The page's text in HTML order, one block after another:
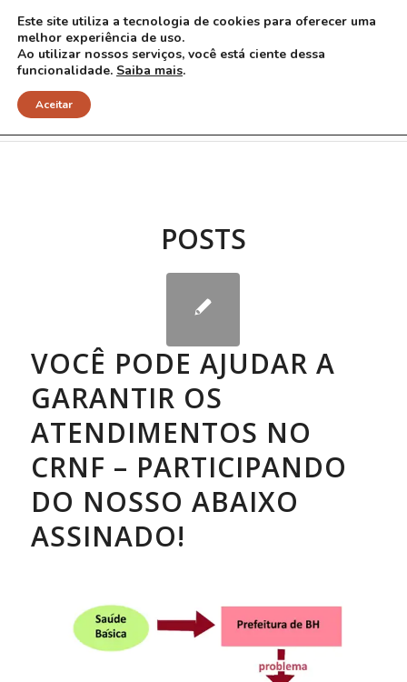
Arquivo para Tag: doenças raras
POSTS
VOCÊ PODE AJUDAR A
GARANTIR OS
ATENDIMENTOS NO
CRNF – PARTICIPANDO
DO NOSSO ABAIXO
ASSINADO!
Este site utiliza a tecnologia de cookies para oferecer uma
melhor experiência de uso.
Ao utilizar nossos serviços, você está ciente dessa
funcionalidade. Saiba mais.
Aceitar